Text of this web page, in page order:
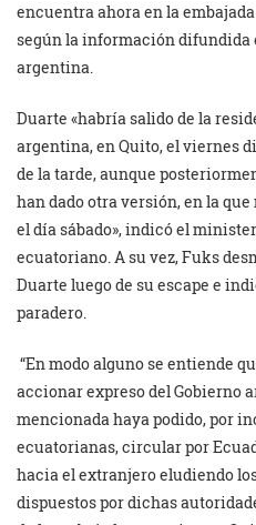
encuentra ahora en la
según la información difundida
argentina.
Duarte «habría salido de la
argentina, en Quito, el viernes
de la tarde, aunque
han dado otra versión, en la
el día sábado», indicó el
ecuatoriano. A su vez, Fuks
Duarte luego de su escape e
paradero.
“En modo alguno se entiende
accionar expreso del Gobierno
mencionada haya podido, por
ecuatorianas, circular por
hacia el extranjero eludiendo
dispuestos por dichas